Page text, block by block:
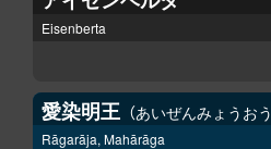
Eisenberta
愛染明王 あいぜんみょうおう
Rāgarāja, Mahārāga